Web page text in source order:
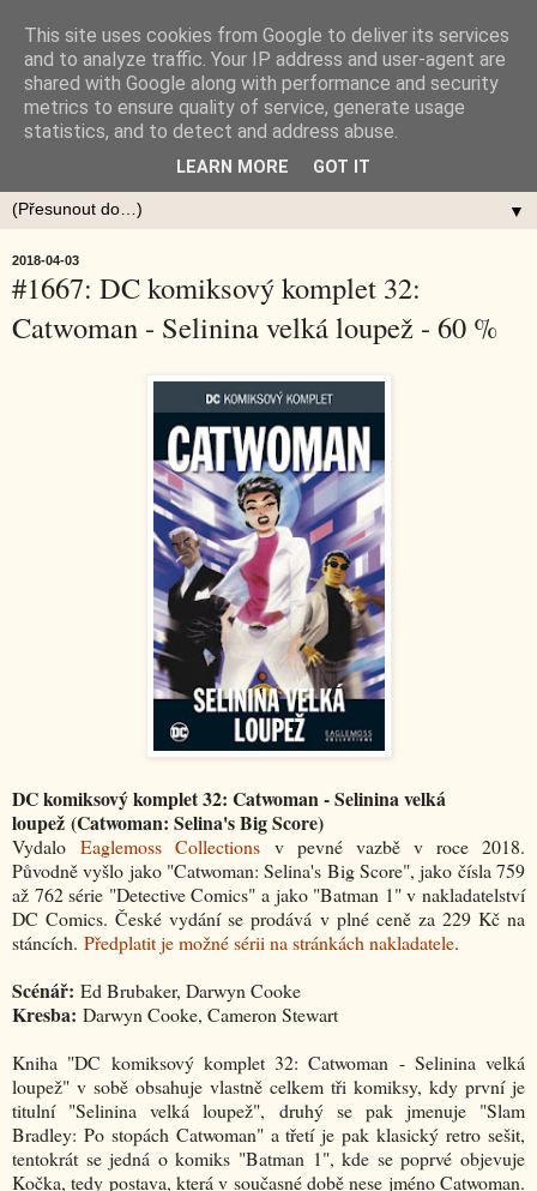
▼
2018-04-03
#1667: DC komiksový komplet 32:
Catwoman - Selinina velká loupež - 60 %
DC komiksový komplet 32: Catwoman - Selinina velká
loupež (Catwoman: Selina's Big Score)
Vydalo Eaglemoss Collections v pevné vazbě v roce 2018.
Původně vyšlo jako "Catwoman: Selina's Big Score", jako čísla 759
až 762 série "Detective Comics" a jako "Batman 1" v nakladatelství
DC Comics. České vydání se prodává v plné ceně za 229 Kč na
stáncích. Předplatit je možné sérii na stránkách nakladatele.
Scénář: Ed Brubaker, Darwyn Cooke
Kresba: Darwyn Cooke, Cameron Stewart
Kniha "DC komiksový komplet 32: Catwoman - Selinina velká
loupež" v sobě obsahuje vlastně celkem tři komiksy, kdy první je
titulní "Selinina velká loupež", druhý se pak jmenuje "Slam
Bradley: Po stopách Catwoman" a třetí je pak klasický retro sešit,
tentokrát se jedná o komiks "Batman 1", kde se poprvé objevuje
Kočka, tedy postava, která v současné době nese jméno Catwoman.
This site uses cookies from Google to deliver its services
and to analyze traffic. Your IP address and user-agent are
shared with Google along with performance and security
metrics to ensure quality of service, generate usage
statistics, and to detect and address abuse.
LEARN MORE GOT IT